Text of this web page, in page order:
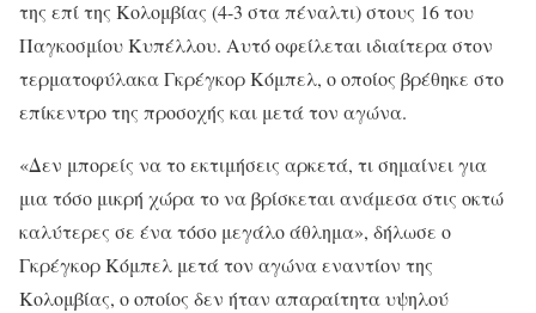
της επί της Κολομβίας (4-3 στα πέναλτι) στους 16 του
Παγκοσμίου Κυπέλλου. Αυτό οφείλεται ιδιαίτερα στον
τερματοφύλακα Γκρέγκορ Κόμπελ, ο οποίος βρέθηκε στο
επίκεντρο της προσοχής και μετά τον αγώνα.
«Δεν μπορείς να το εκτιμήσεις αρκετά, τι σημαίνει για
μια τόσο μικρή χώρα το να βρίσκεται ανάμεσα στις οκτώ
καλύτερες σε ένα τόσο μεγάλο άθλημα», δήλωσε ο
Γκρέγκορ Κόμπελ μετά τον αγώνα εναντίον της
Κολομβίας, ο οποίος δεν ήταν απαραίτητα υψηλού